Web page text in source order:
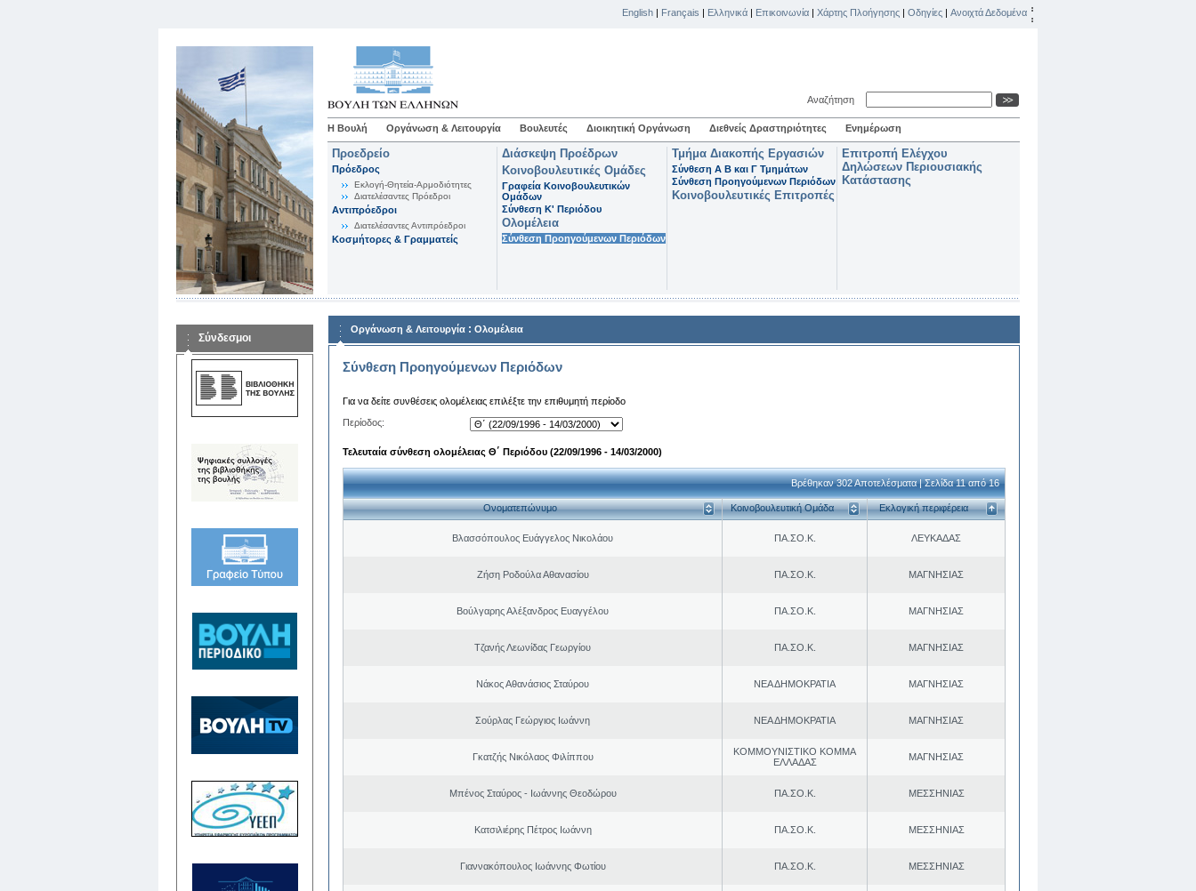
English | Français | Ελληνικά | Επικοινωνία | Χάρτης Πλοήγησης | Οδηγίες | Ανοιχτά Δεδομένα
Αναζήτηση
Η Βουλή Οργάνωση & Λειτουργία Βουλευτές Διοικητική Οργάνωση Διεθνείς Δραστηριότητες Ενημέρωση
Προεδρείο
Πρόεδρος
Εκλογή-Θητεία-Αρμοδιότητες
Διατελέσαντες Πρόεδροι
Αντιπρόεδροι
Διατελέσαντες Αντιπρόεδροι
Κοσμήτορες & Γραμματείς
Διάσκεψη Προέδρων
Κοινοβουλευτικές Ομάδες
Γραφεία Κοινοβουλευτικών
Ομάδων
Σύνθεση K' Περιόδου
Ολομέλεια
Σύνθεση Προηγούμενων Περιόδων
Τμήμα Διακοπής Εργασιών
Σύνθεση Α Β και Γ Τμημάτων
Σύνθεση Προηγούμενων Περιόδων
Κοινοβουλευτικές Επιτροπές
Επιτροπή Ελέγχου
Δηλώσεων Περιουσιακής
Κατάστασης
Σύνδεσμοι
Οργάνωση & Λειτουργία : Ολομέλεια
Σύνθεση Προηγούμενων Περιόδων
Για να δείτε συνθέσεις ολομέλειας επιλέξτε την επιθυμητή περίοδο
Περίοδος:
Τελευταία σύνθεση ολομέλειας Θ΄ Περιόδου (22/09/1996 - 14/03/2000)
Βρέθηκαν 302 Αποτελέσματα | Σελίδα 11 από 16
Ονοματεπώνυμο Κοινοβουλευτική Ομάδα Εκλογική περιφέρεια
Βλασσόπουλος Ευάγγελος Νικολάου ΠΑ.ΣΟ.Κ. ΛΕΥΚΑΔΑΣ
Ζήση Ροδούλα Αθανασίου ΠΑ.ΣΟ.Κ. ΜΑΓΝΗΣΙΑΣ
Βούλγαρης Αλέξανδρος Ευαγγέλου ΠΑ.ΣΟ.Κ. ΜΑΓΝΗΣΙΑΣ
Τζανής Λεωνίδας Γεωργίου ΠΑ.ΣΟ.Κ. ΜΑΓΝΗΣΙΑΣ
Νάκος Αθανάσιος Σταύρου ΝΕΑ ΔΗΜΟΚΡΑΤΙΑ ΜΑΓΝΗΣΙΑΣ
Σούρλας Γεώργιος Ιωάννη ΝΕΑ ΔΗΜΟΚΡΑΤΙΑ ΜΑΓΝΗΣΙΑΣ
Γκατζής Νικόλαος Φιλίππου
ΚΟΜΜΟΥΝΙΣΤΙΚΟ ΚΟΜΜΑ
ΕΛΛΑΔΑΣ
ΜΑΓΝΗΣΙΑΣ
Μπένος Σταύρος - Ιωάννης Θεοδώρου ΠΑ.ΣΟ.Κ. ΜΕΣΣΗΝΙΑΣ
Κατσιλιέρης Πέτρος Ιωάννη ΠΑ.ΣΟ.Κ. ΜΕΣΣΗΝΙΑΣ
Γιαννακόπουλος Ιωάννης Φωτίου ΠΑ.ΣΟ.Κ. ΜΕΣΣΗΝΙΑΣ